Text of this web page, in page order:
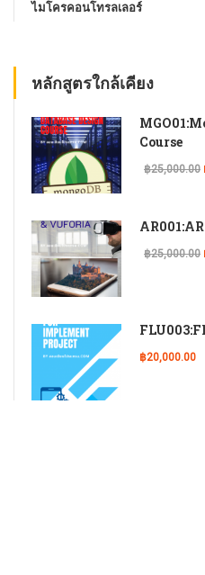
ไมโครคอนโทรลเลอร์
หลักสูตรใกล้เคียง
Course
฿25,000.00
฿25,000.00
฿20,000.00